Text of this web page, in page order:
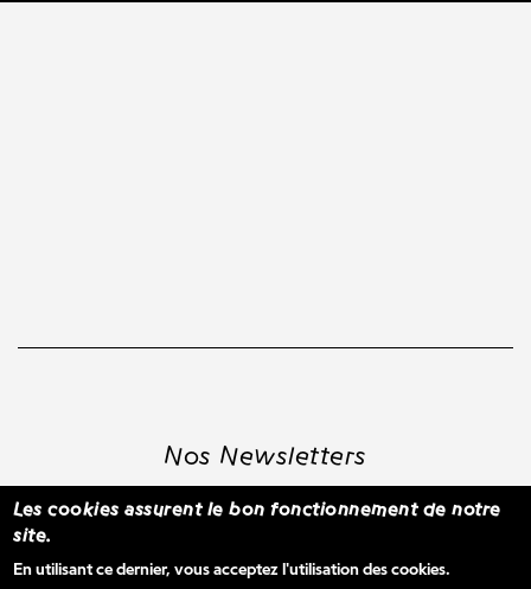
Nos Newsletters
Les cookies assurent le bon fonctionnement de notre
site.
En utilisant ce dernier, vous acceptez l'utilisation des cookies.